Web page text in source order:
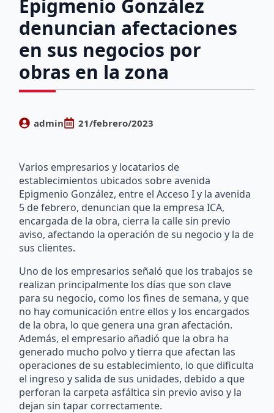
Epigmenio González
denuncian afectaciones
en sus negocios por
obras en la zona
admin 21/febrero/2023
Varios empresarios y locatarios de
establecimientos ubicados sobre avenida
Epigmenio González, entre el Acceso I y la avenida
5 de febrero, denuncian que la empresa ICA,
encargada de la obra, cierra la calle sin previo
aviso, afectando la operación de su negocio y la de
sus clientes.
Uno de los empresarios señaló que los trabajos se
realizan principalmente los días que son clave
para su negocio, como los fines de semana, y que
no hay comunicación entre ellos y los encargados
de la obra, lo que genera una gran afectación.
Además, el empresario añadió que la obra ha
generado mucho polvo y tierra que afectan las
operaciones de su establecimiento, lo que dificulta
el ingreso y salida de sus unidades, debido a que
perforan la carpeta asfáltica sin previo aviso y la
dejan sin tapar correctamente.